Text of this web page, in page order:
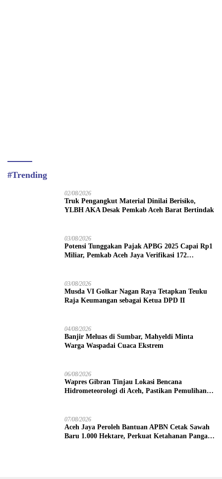
#Trending
02/08/2026
Truk Pengangkut Material Dinilai Berisiko,
YLBH AKA Desak Pemkab Aceh Barat Bertindak
03/08/2026
Potensi Tunggakan Pajak APBG 2025 Capai Rp1
Miliar, Pemkab Aceh Jaya Verifikasi 172
03/08/2026
Musda VI Golkar Nagan Raya Tetapkan Teuku
Raja Keumangan sebagai Ketua DPD II
04/08/2026
Banjir Meluas di Sumbar, Mahyeldi Minta
Warga Waspadai Cuaca Ekstrem
06/08/2026
Wapres Gibran Tinjau Lokasi Bencana
Hidrometeorologi di Aceh, Pastikan Pemulihan
07/08/2026
Aceh Jaya Peroleh Bantuan APBN Cetak Sawah
Baru 1.000 Hektare, Perkuat Ketahanan Pangan